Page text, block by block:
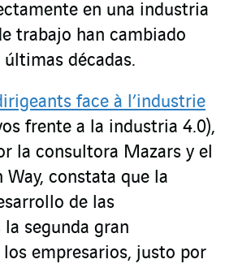
en una industria
trabajo han cambiado
décadas.
face à l’industrie
frente a la industria 4.0),
la consultora Mazars y el
constata que la
de las
segunda gran
empresarios, justo por